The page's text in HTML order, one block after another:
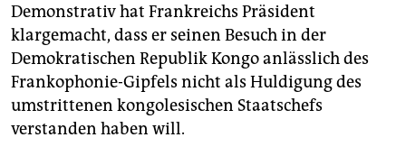
Demonstrativ hat Frankreichs Präsident
klargemacht, dass er seinen Besuch in der
Demokratischen Republik Kongo anlässlich des
Frankophonie-Gipfels nicht als Huldigung des
umstrittenen kongolesischen Staatschefs
verstanden haben will.